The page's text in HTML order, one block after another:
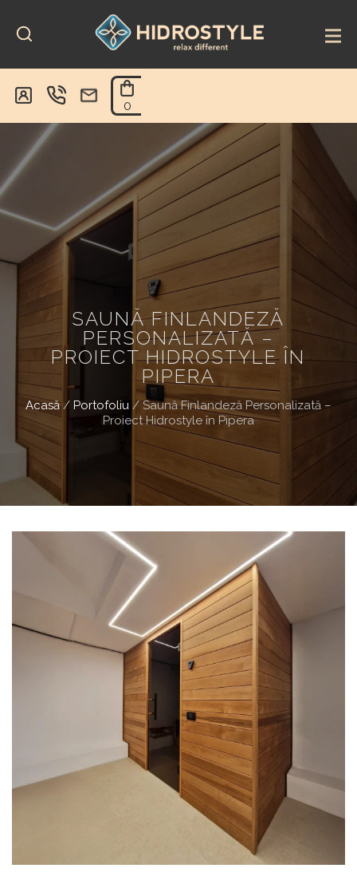
content
0
SAUNĂ FINLANDEZĂ
PERSONALIZATĂ –
PROIECT HIDROSTYLE ÎN
PIPERA
Acasă / Portofoliu / Saună Finlandeză Personalizată –
Proiect Hidrostyle în Pipera